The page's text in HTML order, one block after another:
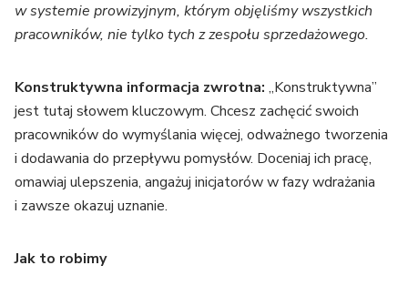
w systemie prowizyjnym, którym objęliśmy wszystkich
pracowników, nie tylko tych z zespołu sprzedażowego.
Konstruktywna informacja zwrotna: „Konstruktywna”
jest tutaj słowem kluczowym. Chcesz zachęcić swoich
pracowników do wymyślania więcej, odważnego tworzenia
i dodawania do przepływu pomysłów. Doceniaj ich pracę,
omawiaj ulepszenia, angażuj inicjatorów w fazy wdrażania
i zawsze okazuj uznanie.
Jak to robimy